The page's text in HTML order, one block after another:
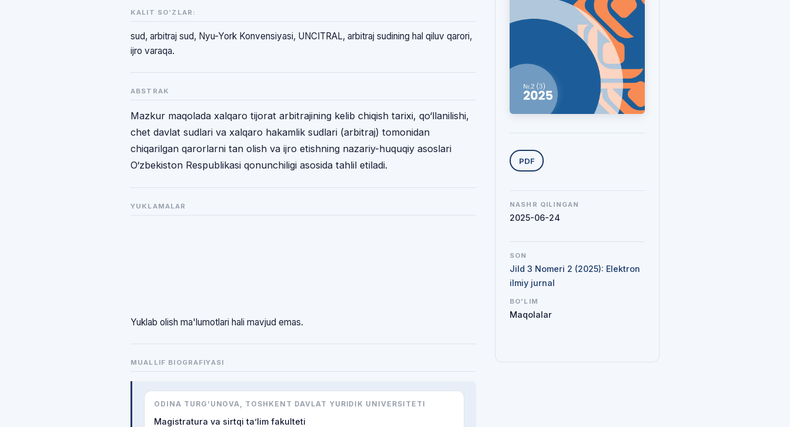
KALIT SO‘ZLAR:
sud, arbitraj sud, Nyu-York Konvensiyasi, UNCITRAL, arbitraj sudining hal qiluv qarori,
ijro varaqa.
ABSTRAK
Mazkur maqolada xalqaro tijorat arbitrajining kelib chiqish tarixi, qo‘llanilishi,
chet davlat sudlari va xalqaro hakamlik sudlari (arbitraj) tomonidan
chiqarilgan qarorlarni tan olish va ijro etishning nazariy-huquqiy asoslari
O‘zbekiston Respublikasi qonunchiligi asosida tahlil etiladi.
YUKLAMALAR
Yuklab olish ma'lumotlari hali mavjud emas.
MUALLIF BIOGRAFIYASI
ODINA TURG’UNOVA, TOSHKENT DAVLAT YURIDIK UNIVERSITETI
Magistratura va sirtqi ta’lim fakulteti
Yuklab olishlar
PDF
NASHR QILINGAN
2025-06-24
SON
Jild 3 Nomeri 2 (2025): Elektron
ilmiy jurnal
BO'LIM
Maqolalar